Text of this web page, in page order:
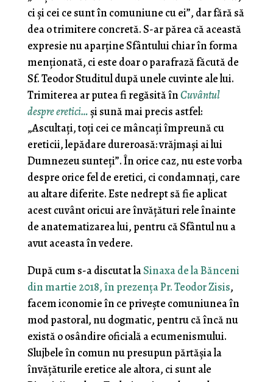
ci și cei ce sunt în comuniune cu ei”, dar fără să
dea o trimitere concretă. S-ar părea că această
expresie nu aparține Sfântului chiar în forma
menționată, ci este doar o parafrază făcută de
Sf. Teodor Studitul după unele cuvinte ale lui.
Trimiterea ar putea fi regăsită înCuvântul
despre eretici…și sună mai precis astfel:
„Ascultaţi, toţi cei ce mâncaţi împreună cu
ereticii, le­pădare dureroasă: vrăjmaşi ai lui
Dumnezeu sunteţi”. În orice caz, nu este vorba
despre orice fel de eretici, ci condamnați, care
au altare diferite. Este nedrept să fie aplicat
acest cuvânt oricui are învățături rele înainte
de anatematizarea lui, pentru că Sfântul nu a
avut aceasta în vedere.
După cum s-a discutat laSinaxa de la Bănceni
din martie 2018, în prezența Pr. Teodor Zisis,
facem iconomie în ce privește comuniunea în
mod pastoral, nu dogmatic, pentru că încă nu
există o osândire oficială a ecumenismului.
Slujbele în comun nu presupun părtășia la
învățăturile eretice ale altora, ci sunt ale